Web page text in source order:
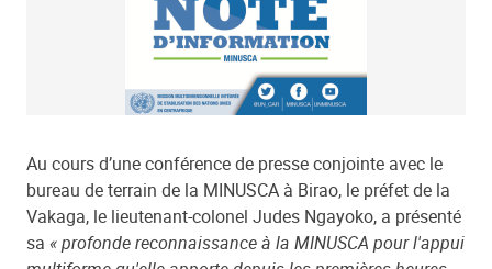
Au cours d’une conférence de presse conjointe avec le
bureau de terrain de la MINUSCA à Birao, le préfet de la
Vakaga, le lieutenant-colonel Judes Ngayoko, a présenté
sa « profonde reconnaissance à la MINUSCA pour l'appui